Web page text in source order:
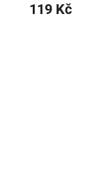
119 Kč